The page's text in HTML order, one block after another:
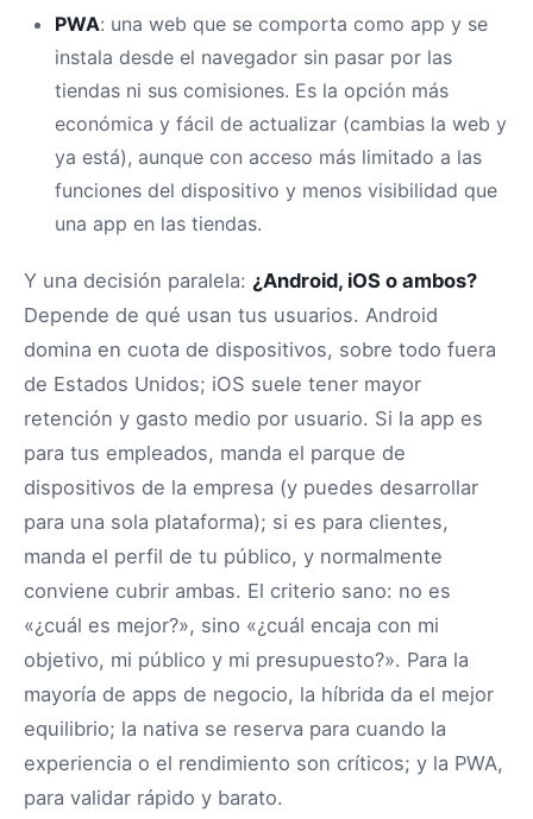
PWA: una web que se comporta como app y se
instala desde el navegador sin pasar por las
tiendas ni sus comisiones. Es la opción más
económica y fácil de actualizar (cambias la web y
ya está), aunque con acceso más limitado a las
funciones del dispositivo y menos visibilidad que
una app en las tiendas.
Y una decisión paralela: ¿Android, iOS o ambos?
Depende de qué usan tus usuarios. Android
domina en cuota de dispositivos, sobre todo fuera
de Estados Unidos; iOS suele tener mayor
retención y gasto medio por usuario. Si la app es
para tus empleados, manda el parque de
dispositivos de la empresa (y puedes desarrollar
para una sola plataforma); si es para clientes,
manda el perfil de tu público, y normalmente
conviene cubrir ambas. El criterio sano: no es
«¿cuál es mejor?», sino «¿cuál encaja con mi
objetivo, mi público y mi presupuesto?». Para la
mayoría de apps de negocio, la híbrida da el mejor
equilibrio; la nativa se reserva para cuando la
experiencia o el rendimiento son críticos; y la PWA,
para validar rápido y barato.